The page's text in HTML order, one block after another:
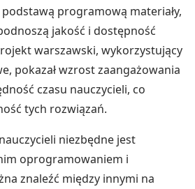
podstawą programową materiały,
jakość i dostępność
warszawski, wykorzystujący
pokazał wzrost zaangażowania
czasu nauczycieli, co
tych rozwiązań.
niezbędne jest
oprogramowaniem i
znaleźć między innymi na